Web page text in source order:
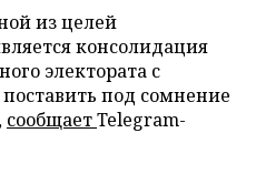
из целей
консолидация
электората с
под сомнение
сообщаетTelegram-